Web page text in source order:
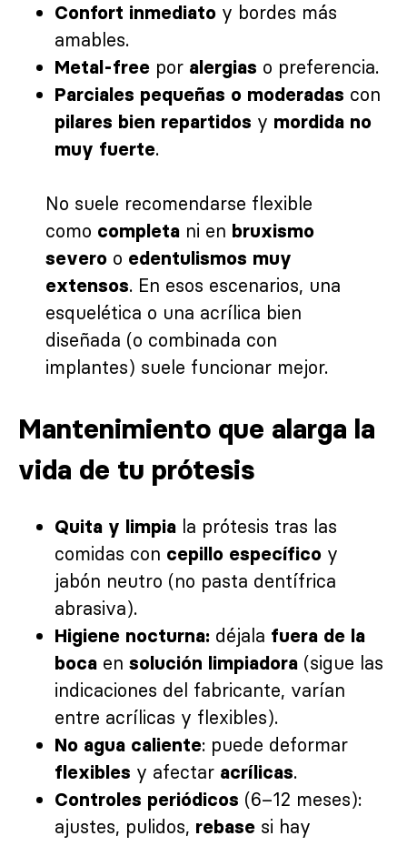
Confort inmediato y bordes más
amables.
Metal-free por alergias o preferencia.
Parciales pequeñas o moderadas con
pilares bien repartidos y mordida no
muy fuerte.
No suele recomendarse flexible
como completa ni en bruxismo
severo o edentulismos muy
extensos. En esos escenarios, una
esquelética o una acrílica bien
diseñada (o combinada con
implantes) suele funcionar mejor.
Mantenimiento que alarga la
vida de tu prótesis
Quita y limpia la prótesis tras las
comidas con cepillo específico y
jabón neutro (no pasta dentífrica
abrasiva).
Higiene nocturna: déjala fuera de la
boca en solución limpiadora (sigue las
indicaciones del fabricante, varían
entre acrílicas y flexibles).
No agua caliente: puede deformar
flexibles y afectar acrílicas.
Controles periódicos (6–12 meses):
ajustes, pulidos, rebase si hay